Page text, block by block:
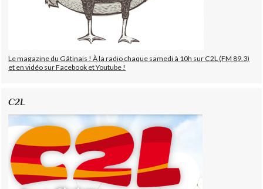
Le magazine du Gâtinais ! À la radio chaque samedi à 10h sur C2L (FM 89.3)
et en vidéo sur Facebook et Youtube !
C2L